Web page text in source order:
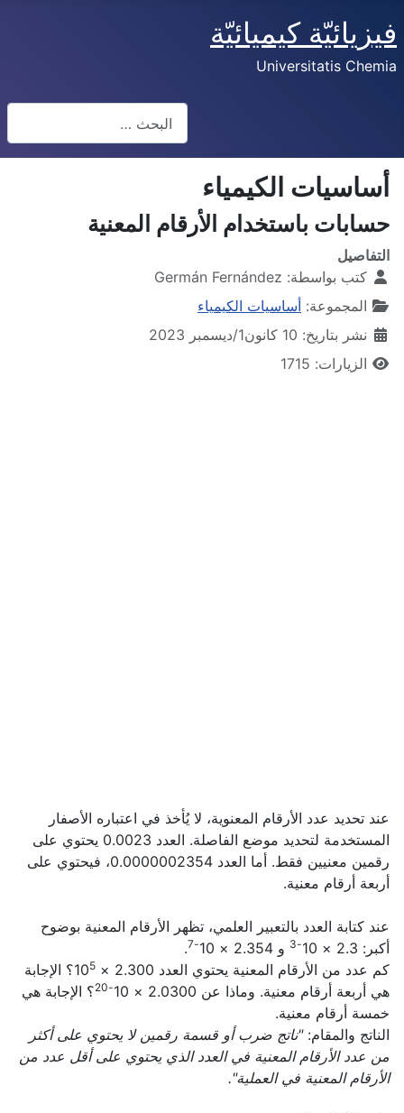
فيزيائيّة كيميائيّة
Universitatis Chemia
البحث
أساسيات الكيمياء
حسابات باستخدام الأرقام المعنية
التفاصيل
كتب بواسطة: Germán Fernández
المجموعة: أساسيات الكيمياء
نشر بتاريخ: 10 كانون1/ديسمبر 2023
الزيارات: 1715
عند تحديد عدد الأرقام المعنوية، لا يُأخذ في اعتباره الأصفار
المستخدمة لتحديد موضع الفاصلة. العدد 0.0023 يحتوي على
رقمين معنيين فقط. أما العدد 0.0000002354، فيحتوي على
أربعة أرقام معنية.
عند كتابة العدد بالتعبير العلمي، تظهر الأرقام المعنية بوضوح
أكبر: 2.3 × 10
-3 و 2.354 × 10 -7
.
كم عدد من الأرقام المعنية يحتوي العدد 2.300 × 10
5
؟ الإجابة
هي أربعة أرقام معنية. وماذا عن 2.0300 × 10
-20
؟ الإجابة هي
خمسة أرقام معنية.
الناتج والمقام: "ناتج ضرب أو قسمة رقمين لا يحتوي على أكثر
من عدد الأرقام المعنية في العدد الذي يحتوي على أقل عدد من
الأرقام المعنية في العملية".